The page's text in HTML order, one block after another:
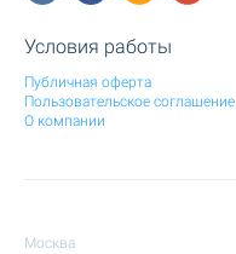
Условия работы
Публичная оферта
Пользовательское соглашение
О компании
Москва